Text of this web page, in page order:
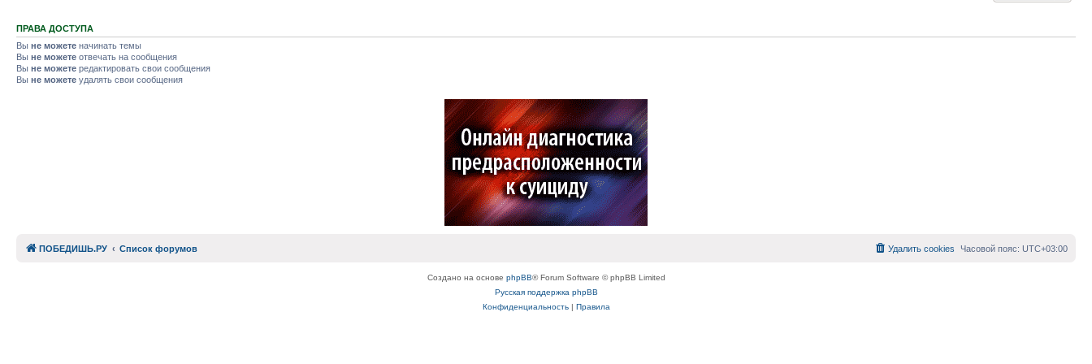
ПРАВА ДОСТУПА
Вы не можете начинать темы
Вы не можете отвечать на сообщения
Вы не можете редактировать свои сообщения
Вы не можете удалять свои сообщения
ПОБЕДИШЬ.РУ Список форумов Часовой пояс: UTC+03:00
Удалить cookies
Создано на основе phpBB® Forum Software © phpBB Limited
Русская поддержка phpBB
Конфиденциальность| Правила